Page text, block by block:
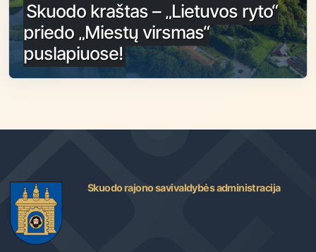
Skuodo kraštas – „Lietuvos ryto“
priedo „Miestų virsmas“
puslapiuose!
Skuodo rajono savivaldybės administracija